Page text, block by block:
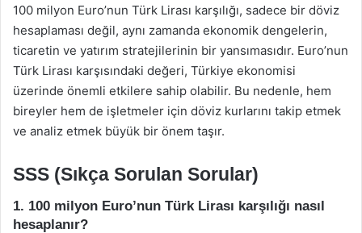
100 milyon Euro’nun Türk Lirası karşılığı, sadece bir döviz
hesaplaması değil, aynı zamanda ekonomik dengelerin,
ticaretin ve yatırım stratejilerinin bir yansımasıdır. Euro’nun
Türk Lirası karşısındaki değeri, Türkiye ekonomisi
üzerinde önemli etkilere sahip olabilir. Bu nedenle, hem
bireyler hem de işletmeler için döviz kurlarını takip etmek
ve analiz etmek büyük bir önem taşır.
SSS (Sıkça Sorulan Sorular)
1. 100 milyon Euro’nun Türk Lirası karşılığı nasıl
hesaplanır?